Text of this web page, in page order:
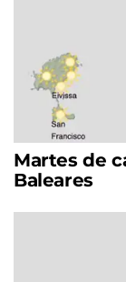
Martes de
Baleares